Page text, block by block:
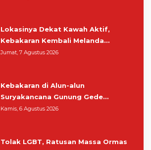
Lokasinya Dekat Kawah Aktif,
Kebakaran Kembali Melanda
Kawasan Gunung Gede Pangrango
Jumat, 7 Agustus 2026
Kebakaran di Alun-alun
Suryakancana Gunung Gede
Pangrango, Relawan dan Warga
Kamis, 6 Agustus 2026
Tolak LGBT, Ratusan Massa Ormas